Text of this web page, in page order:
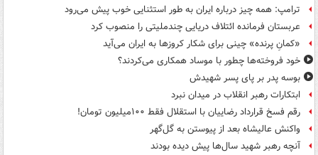
ترامپ: همه چیز درباره ایران به طور استثنایی خوب پیش می‌رود
عربستان فرمانده ائتلاف دریایی چندملیتی را منصوب کرد
«کمانِ پرنده» چینی برای شکار کروزها به ایران می‌آید
خود فروخته‌ها چطور با موساد همکاری می‌کردند؟
بوسه‌ پدر بر پای پسر شهیدش
ابتکارات رهبر انقلاب در میدان نبرد
رقم فسخ قرارداد رضاییان با استقلال فقط ۱۰۰میلیون تومان!
واکنش عالیشاه بعد از پیوستن به گل‌گهر
آنچه رهبر شهید سال‌ها پیش دیده بودند